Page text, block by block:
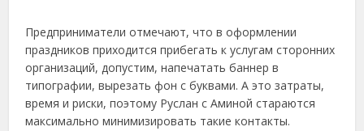
Предприниматели отмечают, что в оформлении
праздников приходится прибегать к услугам сторонних
организаций, допустим, напечатать баннер в
типографии, вырезать фон с буквами. А это затраты,
время и риски, поэтому Руслан с Аминой стараются
максимально минимизировать такие контакты.